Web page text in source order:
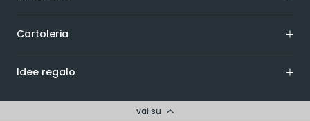
Cartoleria
Idee regalo
vai su